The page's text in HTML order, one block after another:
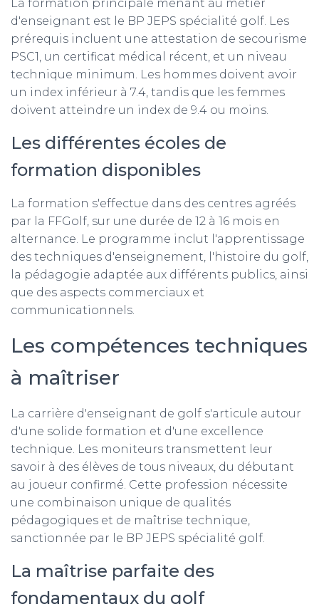
La formation principale menant au métier
d'enseignant est le BP JEPS spécialité golf. Les
prérequis incluent une attestation de secourisme
PSC1, un certificat médical récent, et un niveau
technique minimum. Les hommes doivent avoir
un index inférieur à 7.4, tandis que les femmes
doivent atteindre un index de 9.4 ou moins.
Les différentes écoles de
formation disponibles
La formation s'effectue dans des centres agréés
par la FFGolf, sur une durée de 12 à 16 mois en
alternance. Le programme inclut l'apprentissage
des techniques d'enseignement, l'histoire du golf,
la pédagogie adaptée aux différents publics, ainsi
que des aspects commerciaux et
communicationnels.
Les compétences techniques
à maîtriser
La carrière d'enseignant de golf s'articule autour
d'une solide formation et d'une excellence
technique. Les moniteurs transmettent leur
savoir à des élèves de tous niveaux, du débutant
au joueur confirmé. Cette profession nécessite
une combinaison unique de qualités
pédagogiques et de maîtrise technique,
sanctionnée par le BP JEPS spécialité golf.
La maîtrise parfaite des
fondamentaux du golf